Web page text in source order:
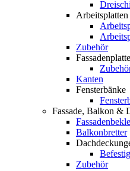
Arbeitsplatten
Zubehör
Kanten
Fensterbänke
Fassade, Balkon &
Balkonbretter
Zubehör